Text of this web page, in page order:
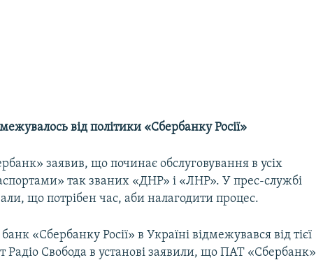
від політики «Сбербанку Росії»
заявив, що починає обслуговування в усіх
так званих «ДНР» і «ЛНР». У прес-службі
що потрібен час, аби налагодити процес.
«Сбербанку Росії» в Україні відмежувався від тієї
Радіо Свобода в установі заявили, що ПАТ «Сбербанк»